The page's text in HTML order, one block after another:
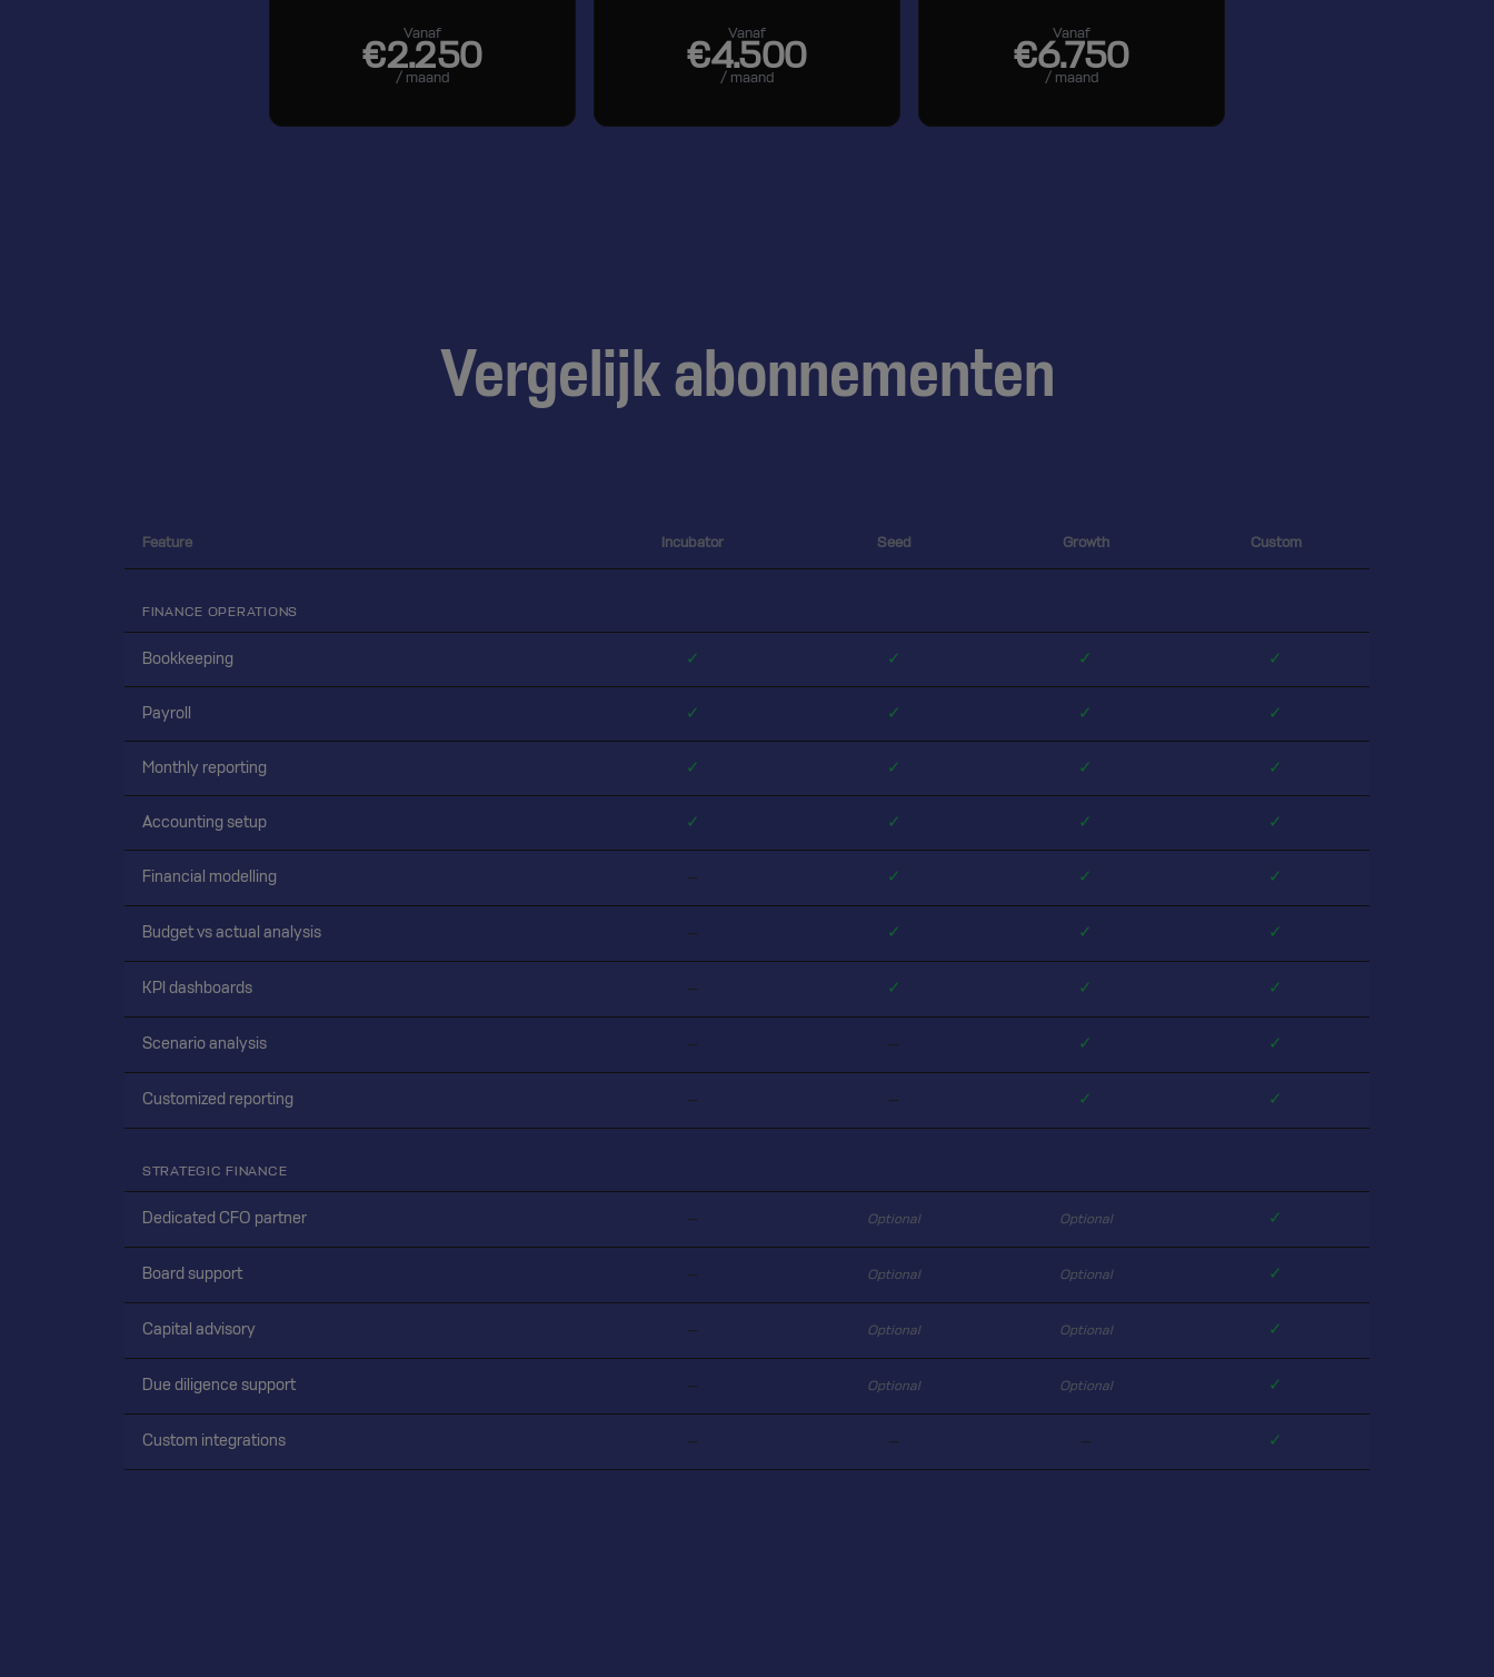
Vanaf
€2.250
/ maand
Vanaf
€4.500
/ maand
Vanaf
€6.750
/ maand
Vergelijk abonnementen
Feature Incubator Seed Growth Custom
FINANCE OPERATIONS
Bookkeeping ✓ ✓ ✓ ✓
Payroll ✓ ✓ ✓ ✓
Monthly reporting ✓ ✓ ✓ ✓
Accounting setup ✓ ✓ ✓ ✓
Financial modelling — ✓ ✓ ✓
Budget vs actual analysis — ✓ ✓ ✓
KPI dashboards — ✓ ✓ ✓
Scenario analysis — — ✓ ✓
Customized reporting — — ✓ ✓
STRATEGIC FINANCE
Dedicated CFO partner — Optional Optional ✓
Board support — Optional Optional ✓
Capital advisory — Optional Optional ✓
Due diligence support — Optional Optional ✓
Custom integrations — — — ✓